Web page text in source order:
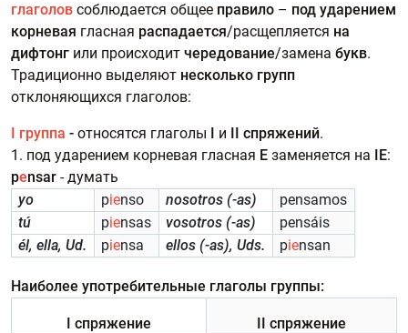
глаголов соблюдается общее правило – под ударением
корневая гласная распадается/расщепляется на
дифтонг или происходит чередование/замена букв.
Традиционно выделяют несколько групп
отклоняющихся глаголов:
I группа - относятся глаголы I и II спряжений.
1. под ударением корневая гласная E заменяется на IE:
pensar - думать
yo
pienso nosotros (-as)
pensamos
tú
piensas vosotros (-as)
pensáis
él, ella, Ud.
piensa ellos (-as), Uds. piensan
Наиболее употребительные глаголы группы:
I спряжение
II спряжение